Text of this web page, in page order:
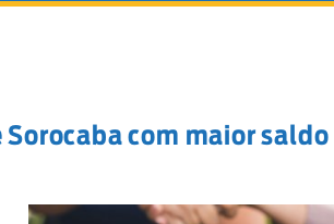
Sorocaba com maior saldo